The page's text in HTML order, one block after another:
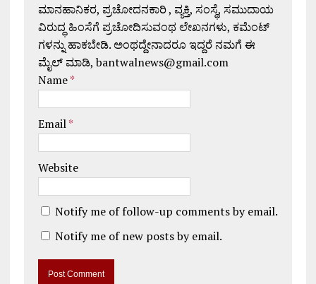
ಮಾನಹಾನಿಕರ, ಪ್ರಚೋದನಕಾರಿ , ವ್ಯಕ್ತಿ, ಸಂಸ್ಥೆ, ಸಮುದಾಯ
ವಿರುದ್ಧ ಹಿಂಸೆಗೆ ಪ್ರಚೋದಿಸುವಂಥ ಲೇಖನಗಳು, ಕಮೆಂಟ್
ಗಳನ್ನು ಹಾಕಬೇಡಿ. ಅಂಥದ್ದೇನಾದರೂ ಇದ್ದರೆ ನಮಗೆ ಈ
ಮೈಲ್ ಮಾಡಿ, bantwalnews@gmail.com
Name*
Email*
Website
Notify me of follow-up comments by email.
Notify me of new posts by email.